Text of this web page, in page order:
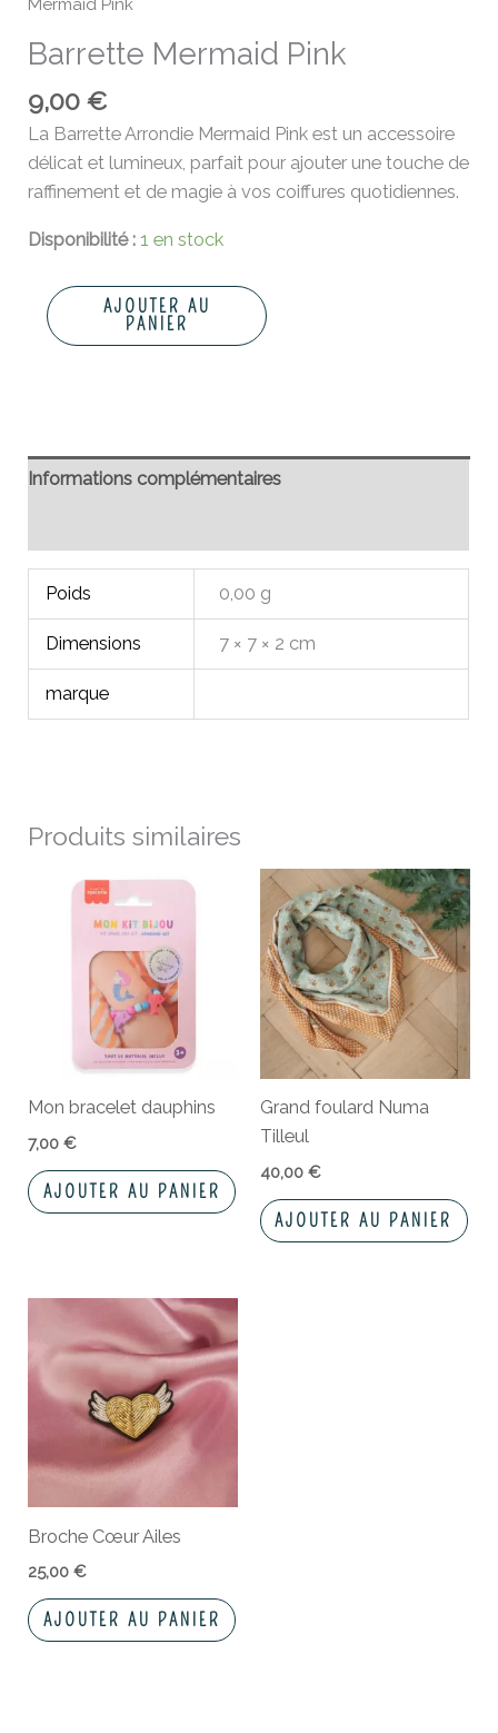
Mermaid Pink
Barrette Mermaid Pink
9,00€
La Barrette Arrondie Mermaid Pink est un accessoire
délicat et lumineux, parfait pour ajouter une touche de
raffinement et de magie à vos coiffures quotidiennes.
Disponibilité : 1 en stock
AJOUTER AU
PANIER
Informations complémentaires
Poids 0,00 g
Dimensions 7 × 7 × 2 cm
marque
Produits similaires
Mon bracelet dauphins
7,00€
AJOUTER AU PANIER
Grand foulard Numa
Tilleul
40,00 €
AJOUTER AU PANIER
Broche Cœur Ailes
25,00€
AJOUTER AU PANIER